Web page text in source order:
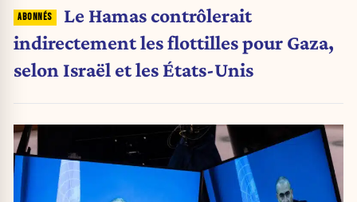
Le Hamas contrôlerait
indirectement les flottilles pour Gaza,
selon Israël et les États-Unis